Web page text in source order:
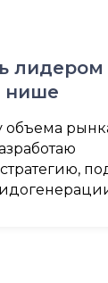
лидером
нише
объема